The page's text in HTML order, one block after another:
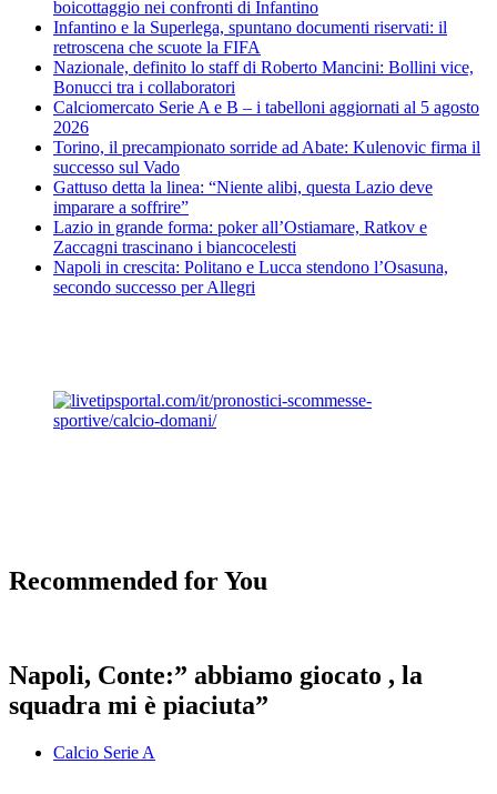
boicottaggio nei confronti di Infantino
Infantino e la Superlega, spuntano documenti riservati: il
retroscena che scuote la FIFA
Nazionale, definito lo staff di Roberto Mancini: Bollini vice,
Bonucci tra i collaboratori
Calciomercato Serie A e B – i tabelloni aggiornati al 5 agosto
2026
Torino, il precampionato sorride ad Abate: Kulenovic firma il
successo sul Vado
Gattuso detta la linea: “Niente alibi, questa Lazio deve
imparare a soffrire”
Lazio in grande forma: poker all’Ostiamare, Ratkov e
Zaccagni trascinano i biancocelesti
Napoli in crescita: Politano e Lucca stendono l’Osasuna,
secondo successo per Allegri
Recommended for You
Napoli, Conte:” abbiamo giocato , la
squadra mi è piaciuta”
Calcio Serie A